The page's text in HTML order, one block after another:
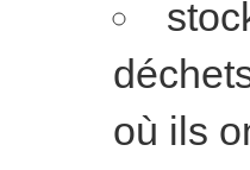
où ils